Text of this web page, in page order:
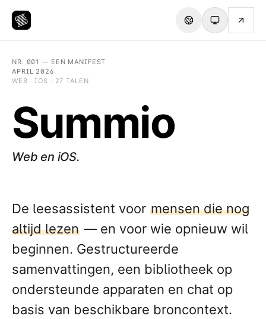
NR. 001 — EEN MANIFEST
APRIL 2026
WEB · IOS · 27 TALEN
Summio
Web en iOS.
De leesassistent voor mensen die nog
altijd lezen— en voor wie opnieuw wil
beginnen. Gestructureerde
samenvattingen, een bibliotheek op
ondersteunde apparaten en chat op
basis van beschikbare broncontext.